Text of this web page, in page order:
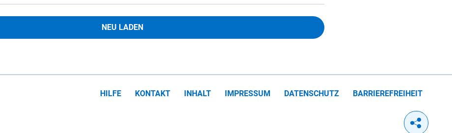
NEU LADEN
HILFE KONTAKT INHALT IMPRESSUM DATENSCHUTZ BARRIEREFREIHEIT